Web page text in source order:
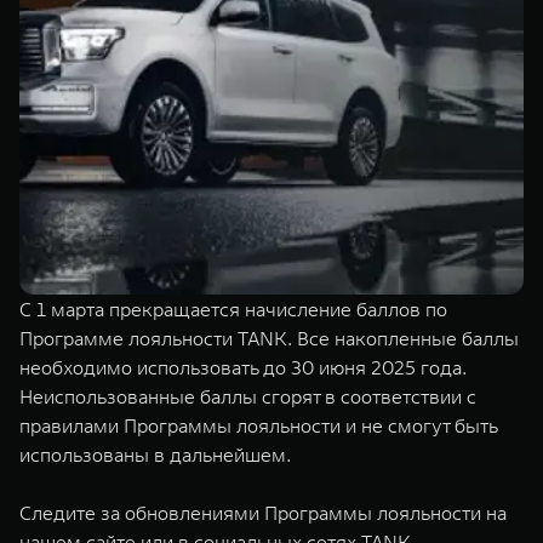
TANK 500
Веди за собой
от 6 499 000 ₽
TANK 700
Сила
от 10 199
TANK Финансы
Корпоративным клиентам
TANK ФИНАНСЫ
TANK Кредит
TANK Лизинг
TANK Страхование
Сервис
Специальные предложения
Моторные масла
ЦИФРОВЫЕ СЕРВИСЫ TANK
Цифровые сервисы TANK
Подписки
С 1 марта прекращается начисление баллов по
Программе лояльности TANK. Все накопленные баллы
необходимо использовать до 30 июня 2025 года.
Неиспользованные баллы сгорят в соответствии с
правилами Программы лояльности и не смогут быть
использованы в дальнейшем.
Следите за обновлениями Программы лояльности на